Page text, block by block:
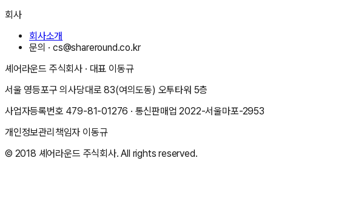
회사
회사소개
문의 ·cs@shareround.co.kr
셰어라운드 주식회사 · 대표 이동규
서울 영등포구 의사당대로 83(여의도동) 오투타워 5층
사업자등록번호 479-81-01276 · 통신판매업2022-서울마포-2953
개인정보관리책임자 이동규
© 2018 셰어라운드 주식회사. All rights reserved.